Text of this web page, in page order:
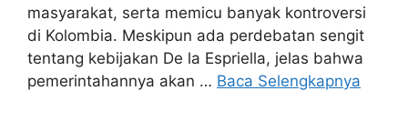
masyarakat, serta memicu banyak kontroversi
di Kolombia. Meskipun ada perdebatan sengit
tentang kebijakan De la Espriella, jelas bahwa
pemerintahannya akan … Baca Selengkapnya